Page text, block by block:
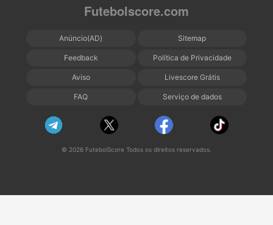
Futebolscore.com
Anúncio(AD) Sitemap
Feedback Política de Privacidade
Aviso Livescore Grátis
FAQ Serviço de dados
© 2026 FutebolScore Todos os direitos reservados.